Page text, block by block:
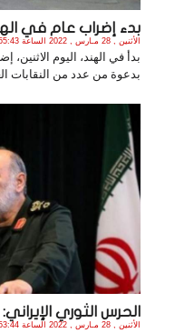
بدء إضراب عام في
الأثنين , 28 مـارس , 2022 الساعة 7:55:43 PM
بدأ في الهند، اليوم
بدعوة من عدد من النقابات
الحرس الثوري
الأثنين , 28 مـارس , 2022 الساعة 7:53:44 PM